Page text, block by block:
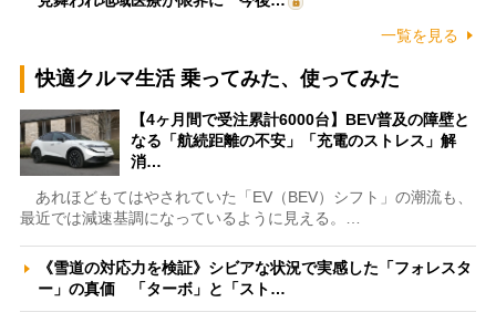
一覧を見る
快適クルマ生活 乗ってみた、使ってみた
【4ヶ月間で受注累計6000台】BEV普及の障壁と
なる「航続距離の不安」「充電のストレス」解
消…
あれほどもてはやされていた「EV（BEV）シフト」の潮流も、
最近では減速基調になっているように見える。…
《雪道の対応力を検証》シビアな状況で実感した「フォレスタ
ー」の真価 「ターボ」と「スト…